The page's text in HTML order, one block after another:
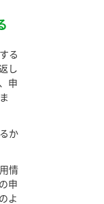
る
し
申
か
情
申
よ